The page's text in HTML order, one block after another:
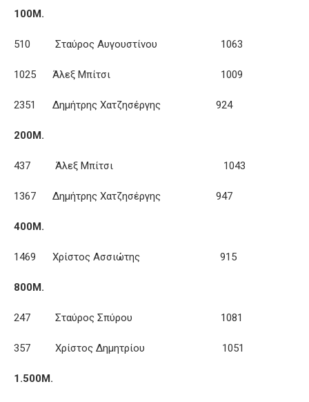
100Μ.
510 Σταύρος Αυγουστίνου 1063
1025 Άλεξ Μπίτσι 1009
2351 Δημήτρης Χατζησέργης 924
200Μ.
437 Άλεξ Μπίτσι 1043
1367 Δημήτρης Χατζησέργης 947
400Μ.
1469 Χρίστος Ασσιώτης 915
800Μ.
247 Σταύρος Σπύρου 1081
357 Χρίστος Δημητρίου 1051
1.500Μ.